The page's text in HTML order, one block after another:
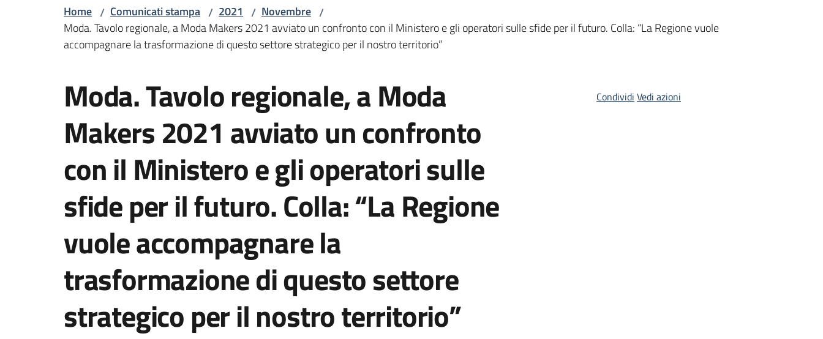
Home / Comunicati stampa / 2021 / Novembre /
Moda. Tavolo regionale, a Moda Makers 2021 avviato un confronto con il Ministero e gli operatori sulle sfide per il futuro. Colla: “La Regione vuole
accompagnare la trasformazione di questo settore strategico per il nostro territorio”
Moda. Tavolo regionale, a Moda
Makers 2021 avviato un confronto
con il Ministero e gli operatori sulle
sfide per il futuro. Colla: “La Regione
vuole accompagnare la
trasformazione di questo settore
strategico per il nostro territorio”
Condividi Vedi azioni